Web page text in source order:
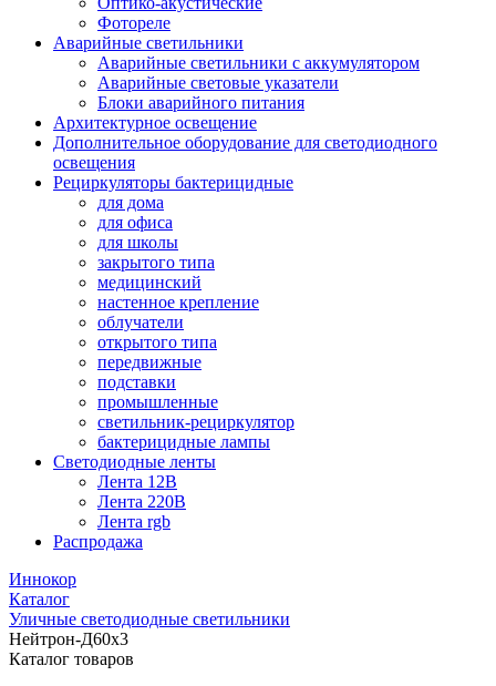
Фотореле
Аварийные светильники
Аварийные светильники с аккумулятором
Аварийные световые указатели
Блоки аварийного питания
Архитектурное освещение
Дополнительное оборудование для светодиодного
освещения
Рециркуляторы бактерицидные
для дома
для офиса
для школы
закрытого типа
медицинский
настенное крепление
облучатели
открытого типа
передвижные
подставки
промышленные
светильник-рециркулятор
бактерицидные лампы
Светодиодные ленты
Лента 12В
Лента 220В
Лента rgb
Распродажа
Иннокор
Каталог
Уличные светодиодные светильники
Нейтрон-Д60x3
Каталог товаров